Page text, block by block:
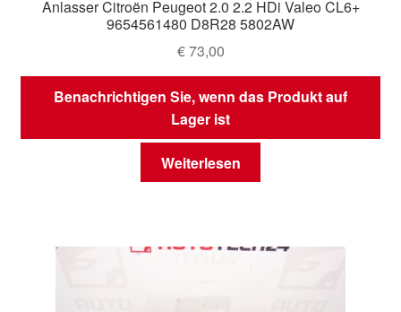
Anlasser Citroën Peugeot 2.0 2.2 HDi Valeo CL6+
9654561480 D8R28 5802AW
€73,00
Benachrichtigen Sie, wenn das Produkt auf
Lager ist
Weiterlesen